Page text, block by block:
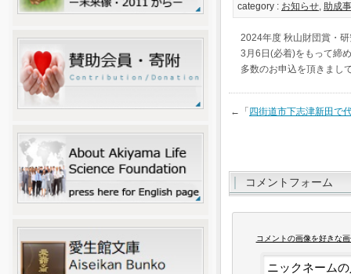
category : お知らせ, 助成
2024年度 秋山財団賞・
3月6日(必着)をもって締
多数のお申込を頂きまし
←「 四街道市下志津新田で
コメントフォーム
コメントの画像を好きな